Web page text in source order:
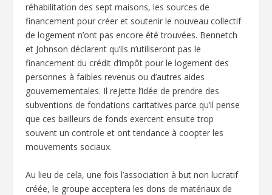
réhabilitation des sept maisons, les sources de
financement pour créer et soutenir le nouveau collectif
de logement n’ont pas encore été trouvées. Bennetch
et Johnson déclarent qu’ils n’utiliseront pas le
financement du crédit d’impôt pour le logement des
personnes à faibles revenus ou d’autres aides
gouvernementales. Il rejette l’idée de prendre des
subventions de fondations caritatives parce qu’il pense
que ces bailleurs de fonds exercent ensuite trop
souvent un controle et ont tendance à coopter les
mouvements sociaux.
Au lieu de cela, une fois l’association à but non lucratif
créée, le groupe acceptera les dons de matériaux de